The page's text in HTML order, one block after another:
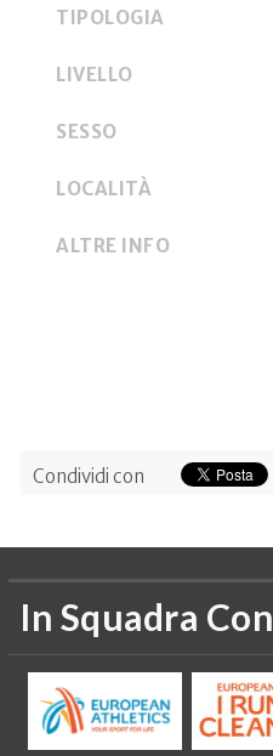
TIPOLOGIA
LIVELLO
SESSO
LOCALITÀ
ALTRE INFO
Condividi con
In Squadra Con